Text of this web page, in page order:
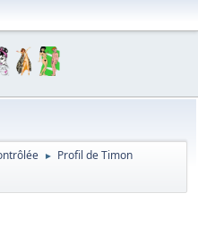
► Profil de Timon